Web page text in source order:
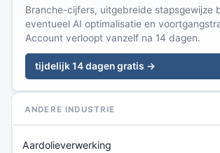
Branche-cijfers, uitgebreide stapsgewijze
eventueel AI optimalisatie en
Account verloopt vanzelf na 14 dagen.
tijdelijk 14 dagen gratis →
ANDERE INDUSTRIE
Aardolieverwerking